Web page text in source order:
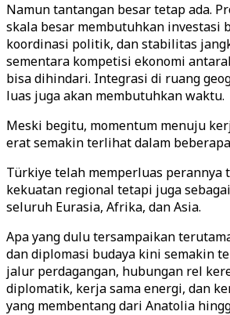
Namun tantangan besar tetap ada.
skala besar membutuhkan investasi
koordinasi politik, dan stabilitas
sementara kompetisi ekonomi
bisa dihindari. Integrasi di ruang
luas juga akan membutuhkan waktu.
Meski begitu, momentum menuju
erat semakin terlihat dalam
Türkiye telah memperluas perannya
kekuatan regional tetapi juga
seluruh Eurasia, Afrika, dan Asia.
Apa yang dulu tersampaikan
dan diplomasi budaya kini semakin
jalur perdagangan, hubungan rel
diplomatik, kerja sama energi, dan
yang membentang dari Anatolia